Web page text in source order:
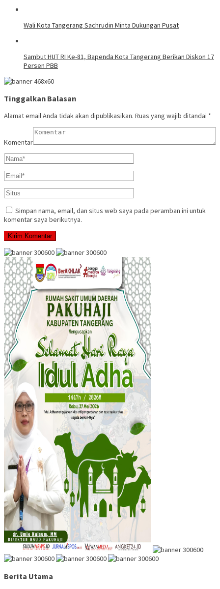
Wali Kota Tangerang Sachrudin Minta Dukungan Pusat
Sambut HUT RI Ke-81, Bapenda Kota Tangerang Berikan Diskon 17
Persen PBB
Tinggalkan Balasan
Alamat email Anda tidak akan dipublikasikan. Ruas yang wajib ditandai *
Komentar
Simpan nama, email, dan situs web saya pada peramban ini untuk
komentar saya berikutnya.
Berita Utama